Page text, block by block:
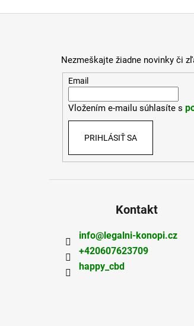
Nezmeškajte žiadne novinky či
Email
Vložením e-mailu súhlasíte s
PRIHLÁSIŤ SA
Kontakt
info@legalni-konopi.cz
+420607623709
happy_cbd